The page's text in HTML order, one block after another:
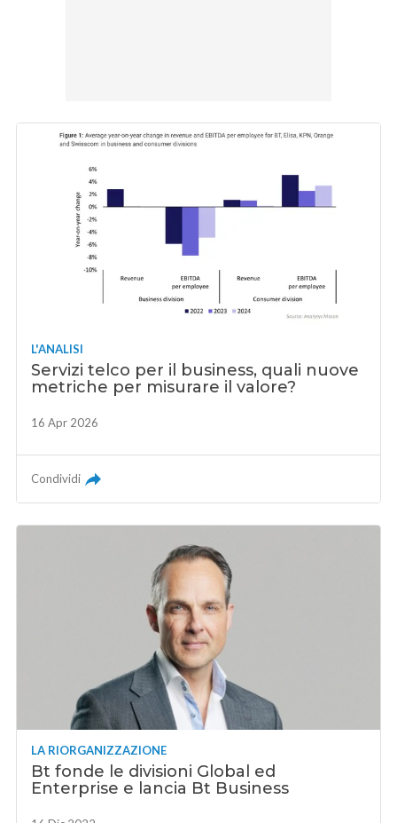
L'ANALISI
Servizi telco per il business, quali nuove
metriche per misurare il valore?
16 Apr 2026
Condividi
LA RIORGANIZZAZIONE
Bt fonde le divisioni Global ed
Enterprise e lancia Bt Business